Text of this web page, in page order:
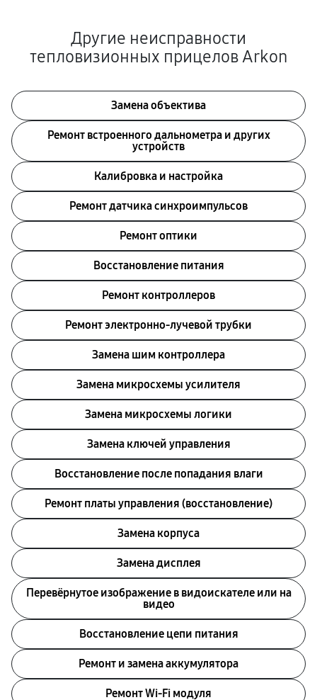
Другие неисправности
тепловизионных прицелов Arkon
Замена объектива
Ремонт встроенного дальнометра и других
устройств
Калибровка и настройка
Ремонт датчика синхроимпульсов
Ремонт оптики
Восстановление питания
Ремонт контроллеров
Ремонт электронно-лучевой трубки
Замена шим контроллера
Замена микросхемы усилителя
Замена микросхемы логики
Замена ключей управления
Восстановление после попадания влаги
Ремонт платы управления (восстановление)
Замена корпуса
Замена дисплея
Перевёрнутое изображение в видоискателе или на
видео
Восстановление цепи питания
Ремонт и замена аккумулятора
Ремонт Wi-Fi модуля